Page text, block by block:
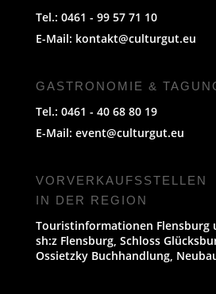
Tel.: 0461 - 99 57 71 10
E-Mail: kontakt@culturgut.eu
GASTRONOMIE &
Tel.: 0461 - 40 68 80 19
E-Mail: event@culturgut.eu
VORVERKAUFS­STELLEN
IN DER REGION
Touristinformationen Flensburg
sh:z Flensburg, Schloss
Ossietzky Buchhandlung,